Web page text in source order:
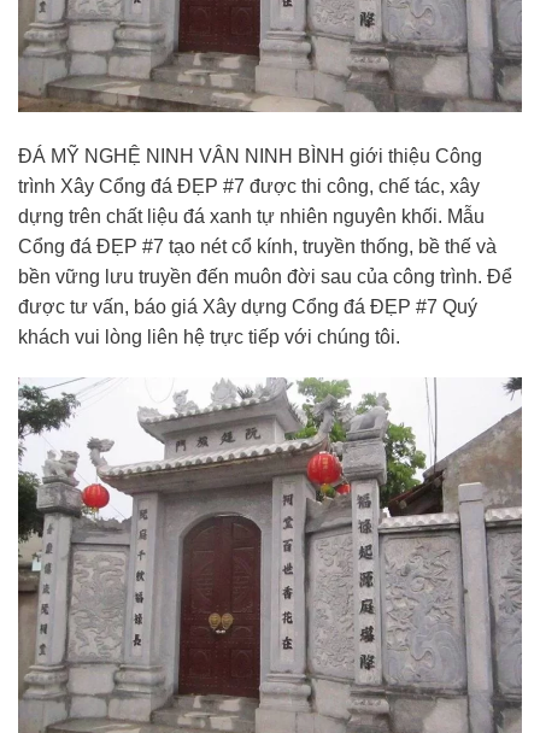
ĐÁ MỸ NGHỆ NINH VÂN NINH BÌNH giới thiệu Công
trình Xây Cổng đá ĐẸP #7 được thi công, chế tác, xây
dựng trên chất liệu đá xanh tự nhiên nguyên khối. Mẫu
Cổng đá ĐẸP #7 tạo nét cổ kính, truyền thống, bề thế và
bền vững lưu truyền đến muôn đời sau của công trình. Để
được tư vấn, báo giá Xây dựng Cổng đá ĐẸP #7 Quý
khách vui lòng liên hệ trực tiếp với chúng tôi.